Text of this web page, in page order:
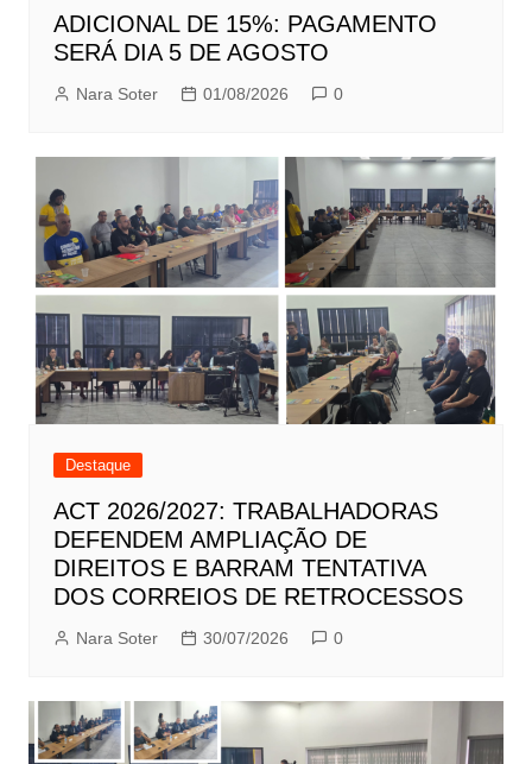
ADICIONAL DE 15%: PAGAMENTO
SERÁ DIA 5 DE AGOSTO
Nara Soter 01/08/2026 0
Destaque
ACT 2026/2027: TRABALHADORAS
DEFENDEM AMPLIAÇÃO DE
DIREITOS E BARRAM TENTATIVA
DOS CORREIOS DE RETROCESSOS
Nara Soter 30/07/2026 0